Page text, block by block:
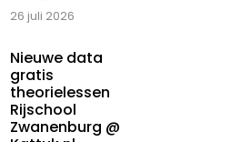
26 juli 2026
Nieuwe data
gratis
theorielessen
Rijschool
Zwanenburg @